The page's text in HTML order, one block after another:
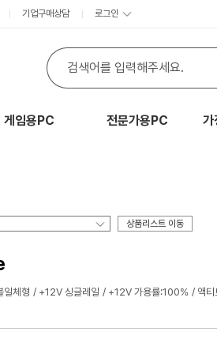
기업구매상담 로그인
게임용PC 전문가용PC 가
상품리스트 이동
일체형 +12V 싱글레일 +12V 가용률:100% 액